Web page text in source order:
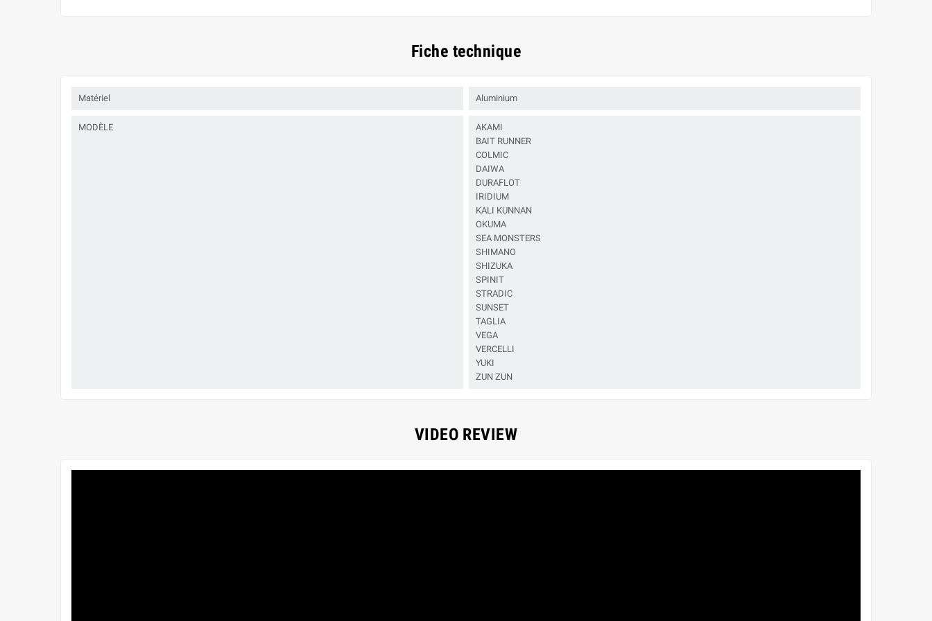
Fiche technique
Matériel Aluminium
MODÈLE
AKAMI
BAIT RUNNER
COLMIC
DAIWA
DURAFLOT
IRIDIUM
KALI KUNNAN
OKUMA
SEA MONSTERS
SHIMANO
SHIZUKA
SPINIT
STRADIC
SUNSET
TAGLIA
VEGA
VERCELLI
YUKI
ZUN ZUN
VIDEO REVIEW